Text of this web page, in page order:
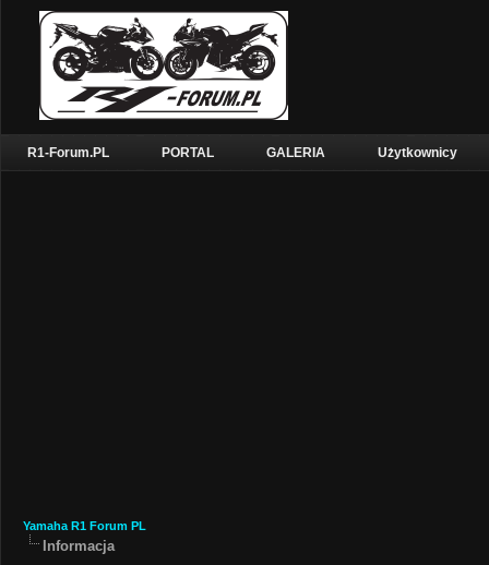
R1-Forum.PL PORTAL GALERIA Użytkownicy
Yamaha R1 Forum PL
Informacja